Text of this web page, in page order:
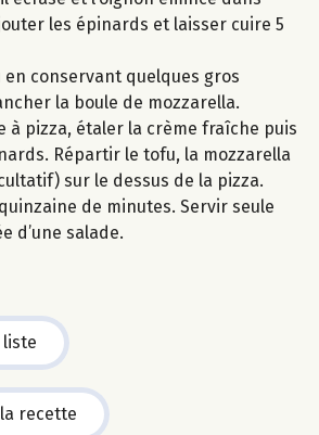
les épinards et laisser cuire 5
en conservant quelques gros
la boule de mozzarella.
à pizza, étaler la crème fraîche puis
Répartir le tofu, la mozzarella
sur le dessus de la pizza.
de minutes. Servir seule
d’une salade.
liste
recette